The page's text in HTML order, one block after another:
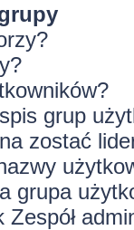
grup
zostać
grupa
Zespół